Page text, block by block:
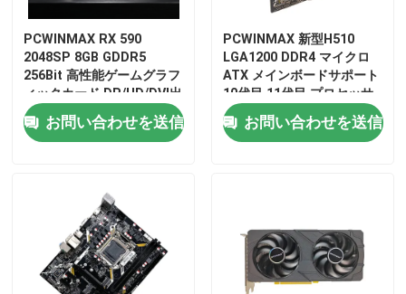
PCWINMAX RX 590
2048SP 8GB GDDR5
256Bit 高性能ゲームグラフ
ィックカード,DP/HD/DVI出
力 6Pin パワー
お問い合わせを送信
PCWINMAX 新型H510
LGA1200 DDR4 マイクロ
ATX メインボードサポート
10代目 11代目 プロセッサ
OEM ODM オーダーメイド
ロゴ 卸売
お問い合わせを送信